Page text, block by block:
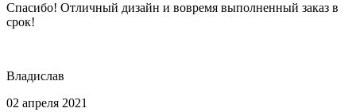
Спасибо! Отличный дизайн и вовремя выполненный заказ в
срок!
Владислав
02 апреля 2021